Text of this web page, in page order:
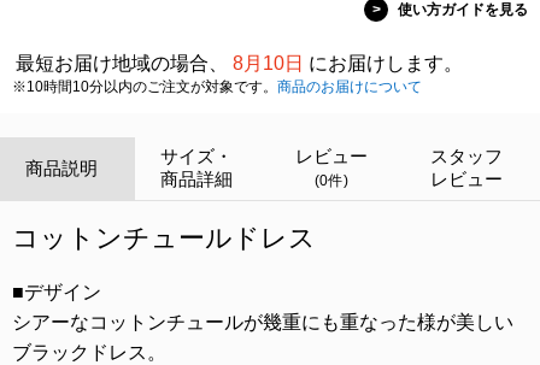
> 使い方ガイドを見る
最短お届け地域の場合、 8月10日 にお届けします。
※10時間10分以内のご注文が対象です。 商品のお届けについて
商品説明
サイズ・
商品詳細
レビュー
(0件)
スタッフ
レビュー
コットンチュールドレス
■デザイン
シアーなコットンチュールが幾重にも重なった様が美しい
ブラックドレス。